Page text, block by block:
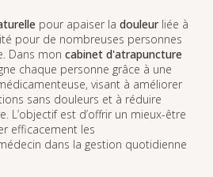
pour apaiser la douleurliée à
pour de nombreuses personnes
Dans mon cabinet d'atrapuncture
chaque personne grâce à une
visant à améliorer
sans douleurs et à réduire
L’objectif est d’offrir un mieux-être
efficacement les
dans la gestion quotidienne